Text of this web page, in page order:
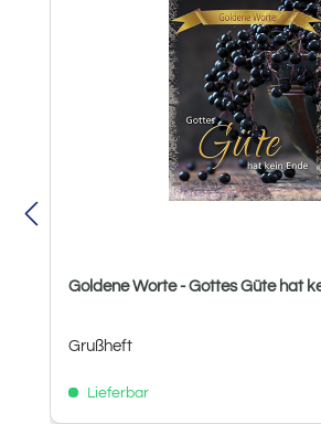
Goldene Worte - Gottes Güte hat
Grußheft
Lieferbar